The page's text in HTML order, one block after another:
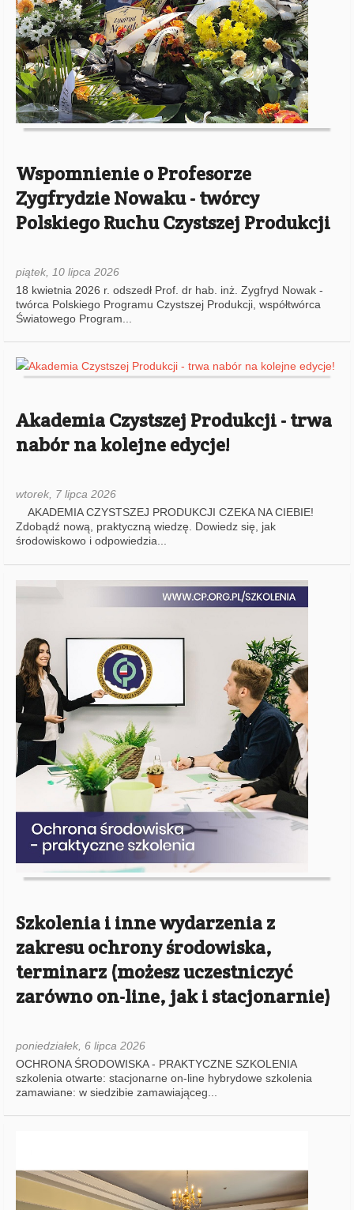
Wspomnienie o Profesorze
Zygfrydzie Nowaku - twórcy
Polskiego Ruchu Czystszej Produkcji
piątek, 10 lipca 2026
Akademia Czystszej Produkcji - trwa
nabór na kolejne edycje!
wtorek, 7 lipca 2026
Szkolenia i inne wydarzenia z
zakresu ochrony środowiska,
terminarz (możesz uczestniczyć
zarówno on-line, jak i stacjonarnie)
poniedziałek, 6 lipca 2026